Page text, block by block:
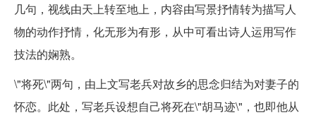
几句，视线由天上转至地上，内容由写景抒情转为描写人
物的动作抒情，化无形为有形，从中可看出诗人运用写作
技法的娴熟。
\"将死\"两句，由上文写老兵对故乡的思念归结为对妻子的
怀恋。此处，写老兵设想自己将死在\"胡马迹\"，也即他从